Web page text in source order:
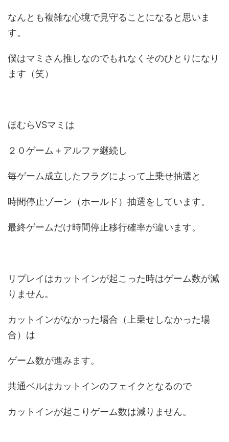
なんとも複雑な心境で見守ることになると思いま
す。
僕はマミさん推しなのでもれなくそのひとりになり
ます（笑）
ほむらVSマミは
２０ゲーム＋アルファ継続し
毎ゲーム成立したフラグによって上乗せ抽選と
時間停止ゾーン（ホールド）抽選をしています。
最終ゲームだけ時間停止移行確率が違います。
リプレイはカットインが起こった時はゲーム数が減
りません。
カットインがなかった場合（上乗せしなかった場
合）は
ゲーム数が進みます。
共通ベルはカットインのフェイクとなるので
カットインが起こりゲーム数は減りません。